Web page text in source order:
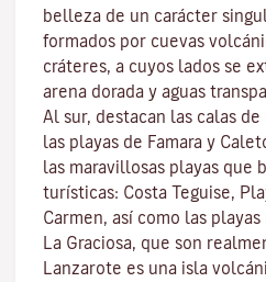
belleza de un carácter
formados por cuevas
cráteres, a cuyos lados se
arena dorada y aguas
Al sur, destacan las calas de
las playas de Famara y
las maravillosas playas que
turísticas: Costa Teguise,
Carmen, así como las
La Graciosa, que son
Lanzarote es una isla